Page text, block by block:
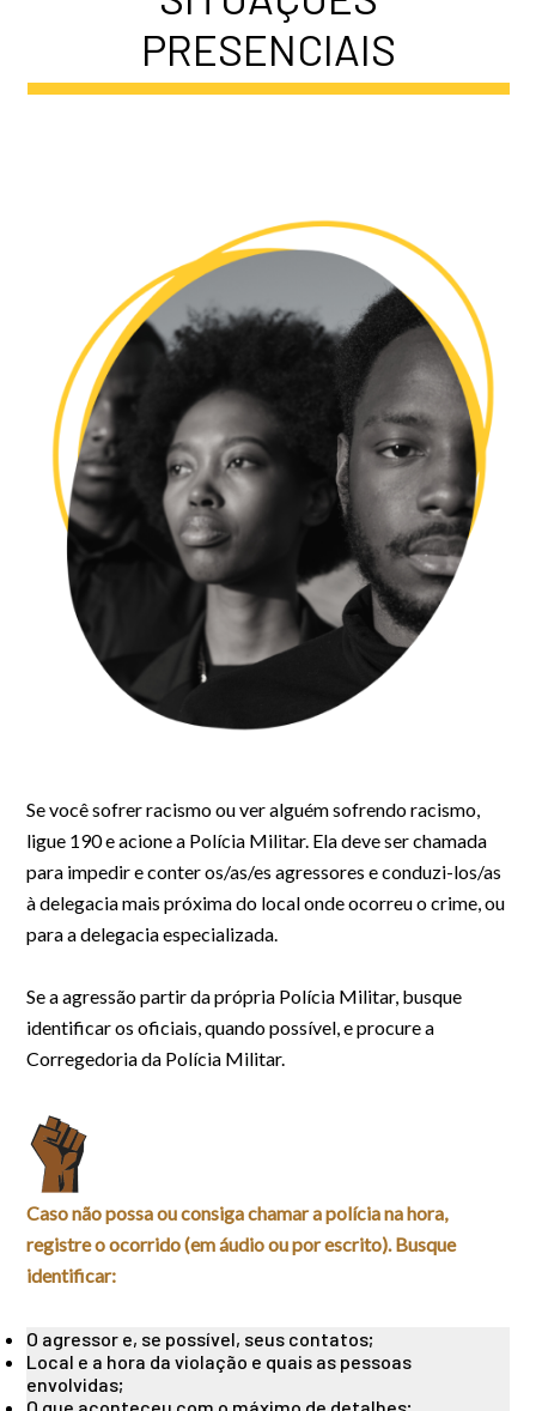
PRESENCIAIS
Se você sofrer racismo ou ver alguém sofrendo racismo,
ligue 190 e acione a Polícia Militar. Ela deve ser chamada
para impedir e conter os/as/es agressores e conduzi-los/as
à delegacia mais próxima do local onde ocorreu o crime, ou
para a delegacia especializada.
Se a agressão partir da própria Polícia Militar, busque
identificar os oficiais, quando possível, e procure a
Corregedoria da Polícia Militar.
Caso não possa ou consiga chamar a polícia na hora,
registre o ocorrido (em áudio ou por escrito). Busque
identificar:
O agressor e, se possível, seus contatos;
Local e a hora da violação e quais as pessoas
envolvidas;
O que aconteceu com o máximo de detalhes;